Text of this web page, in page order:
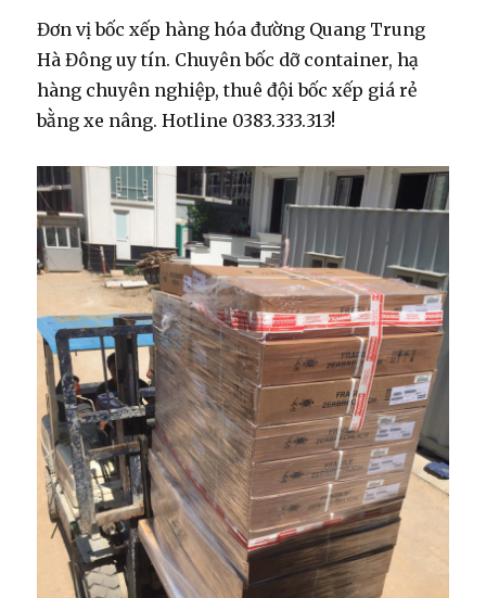
Đơn vị bốc xếp hàng hóa đường Quang Trung
Hà Đông uy tín. Chuyên bốc dỡ container, hạ
hàng chuyên nghiệp, thuê đội bốc xếp giá rẻ
bằng xe nâng. Hotline 0383.333.313!